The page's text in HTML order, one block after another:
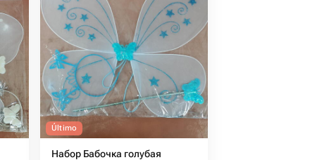
Último
Набор Бабочка голубая